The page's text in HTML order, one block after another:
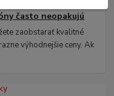
často neopakujú
zaobstarať kvalitné
výhodnejšie ceny. Ak